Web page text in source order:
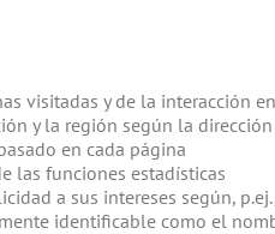
visitadas y de la interacción
y la región según la
en cada página
las funciones estadísticas
a sus intereses según,
identificable como el